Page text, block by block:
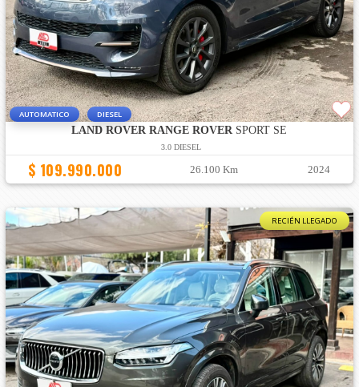
AUTOMATICO DIESEL
LAND ROVER RANGE ROVERSPORT SE
3.0 DIESEL
$ 109.990.000 26.100 Km 2024
RECIÉN LLEGADO